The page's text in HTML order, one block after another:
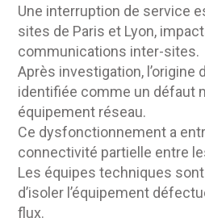
Une interruption de service
sites de Paris et Lyon,
communications inter-sites.
Après investigation, l’origine
identifiée comme un défaut
équipement réseau.
Ce dysfonctionnement a
connectivité partielle entre
Les équipes techniques
d’isoler l’équipement
flux.